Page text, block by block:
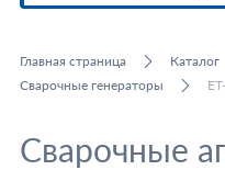
Главная страница Каталог
Сварочные генераторы
Сварочные